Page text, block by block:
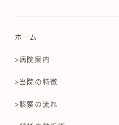
ホーム
>病院案内
>当院の特徴
>診察の流れ